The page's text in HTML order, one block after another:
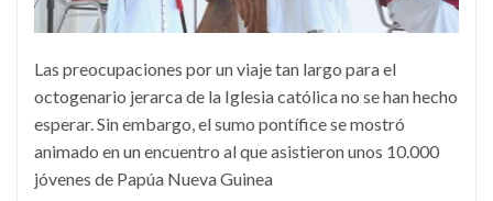
Las preocupaciones por un viaje tan largo para el
octogenario jerarca de la Iglesia católica no se han hecho
esperar. Sin embargo, el sumo pontífice se mostró
animado en un encuentro al que asistieron unos 10.000
jóvenes de Papúa Nueva Guinea